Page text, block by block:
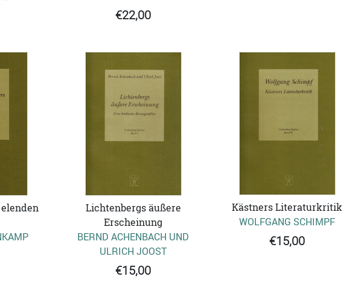
€22,00
Lichtenbergs äußere
Erscheinung
BERND ACHENBACH UND
ULRICH JOOST
€15,00
Kästners Literaturkritik
WOLFGANG SCHIMPF
€15,00